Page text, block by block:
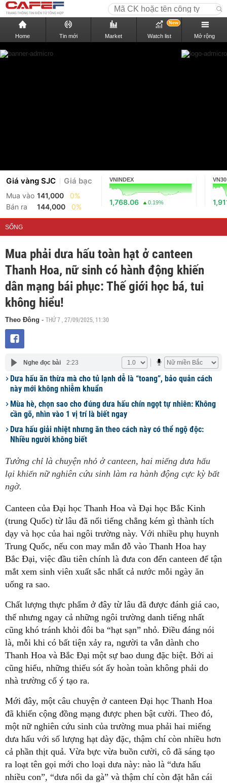
Home Tin mới Market Watch list
New
Mở rộng
Giá vàng SJC Giá bạc
Mua vào 141,000
0%
Bán ra
144,000 0%
VNINDEX
1,768.06 0.19%
VN30
SỐNG
Mua phải dưa hấu toàn hạt ở canteen
Thanh Hoa, nữ sinh có hành động khiến
dân mạng bái phục: Thế giới học bá, tui
không hiểu!
Theo Đông - THỨ 7 , 27/09/2025, 11:30
Nghe đọc bài 2:23
Dưa hấu ăn thừa mà cho tủ lạnh dễ là “toang”, bảo quản cách
này mới không nhiễm khuẩn
Mùa hè, chọn sao cho đúng dưa hấu chín ngọt tự nhiên: Không
cần gõ, nhìn vào 1 vị trí là biết ngay
Dưa hấu giải nhiệt nhưng ăn theo cách này có thể ngộ độc:
Nhiều người không biết
Tưởng chỉ là chuyện nhỏ ở canteen, hai miếng dưa hấu
lại khiến nữ nghiên cứu sinh làm ra hành động cực kỳ bất
ngờ.
Canteen của Đại học Thanh Hoa và Đại học Bắc Kinh
(trung Quốc) từ lâu đã nổi tiếng chẳng kém gì thành tích
dạy và học của hai ngôi trường này. Với nhiều phụ huynh
Trung Quốc, nếu con may mắn đỗ vào Thanh Hoa hay
Bắc Đại, việc đầu tiên chính là đưa con đến canteen để tận
mắt xem sinh viên xuất sắc nhất cả nước mỗi ngày ăn
uống ra sao.
Chất lượng thực phẩm ở đây từ lâu đã được đánh giá cao,
thế nhưng ngay cả những ngôi trường danh tiếng nhất
cũng khó tránh khỏi đôi ba “hạt sạn” nhỏ. Điều đáng nói
là, mỗi khi có bất tiện xảy ra, người ta vẫn dành cho
Thanh Hoa và Bắc Đại một sự bao dung đặc biệt. Bởi ai
cũng hiểu, những thiếu sót ấy hoàn toàn không phải do
nhà trường cố ý tạo ra.
Mới đây, một câu chuyện ở canteen Đại học Thanh Hoa
đã khiến cộng đồng mạng được phen bật cười. Theo đó,
một nữ nghiên cứu sinh của trường mua phải hai miếng
dưa hấu với số lượng hạt dày đặc, thậm chí còn nhiều hơn
cả phần thịt quả. Vừa bực vừa buồn cười, cô đã sáng tạo
ra loạt tên gọi mới cho loại dưa này: nào là “dưa hấu
nhiều con”, “dưa nổi da gà” và thậm chí còn đặt hẳn cái